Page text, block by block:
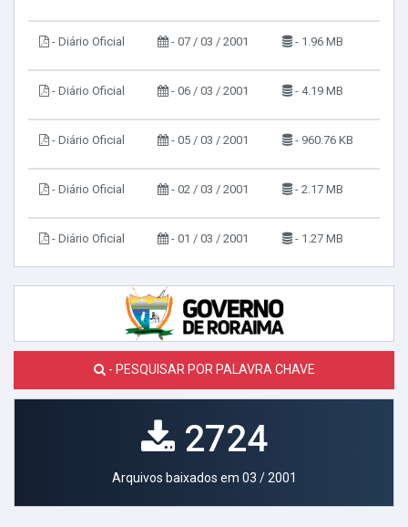
- Diário Oficial - 07 / 03 / 2001 - 1.96 MB
- Diário Oficial - 06 / 03 / 2001 - 4.19 MB
- Diário Oficial - 05 / 03 / 2001 - 960.76 KB
- Diário Oficial - 02 / 03 / 2001 - 2.17 MB
- Diário Oficial - 01 / 03 / 2001 - 1.27 MB
- PESQUISAR POR PALAVRA CHAVE
2724
Arquivos baixados em 03 / 2001